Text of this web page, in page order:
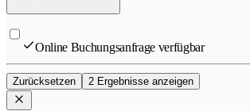
Online Buchungsanfrage verfügbar
Zurücksetzen 2 Ergebnisse anzeigen